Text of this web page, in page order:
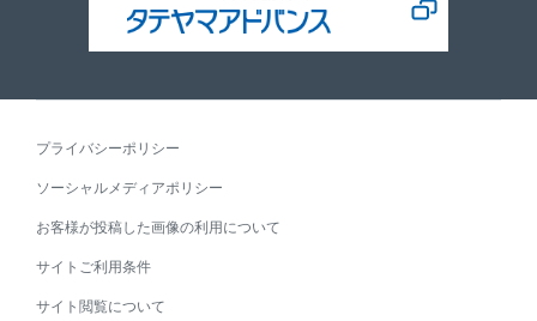
プライバシーポリシー
ソーシャルメディアポリシー
お客様が投稿した画像の利用について
サイトご利用条件
サイト閲覧について